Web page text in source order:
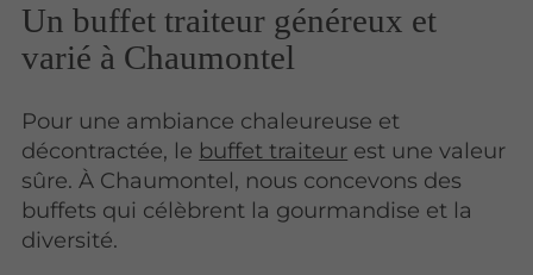
Un buffet traiteur généreux et
varié à Chaumontel
Pour une ambiance chaleureuse et
décontractée, le buffet traiteur est une valeur
sûre. À Chaumontel, nous concevons des
buffets qui célèbrent la gourmandise et la
diversité.